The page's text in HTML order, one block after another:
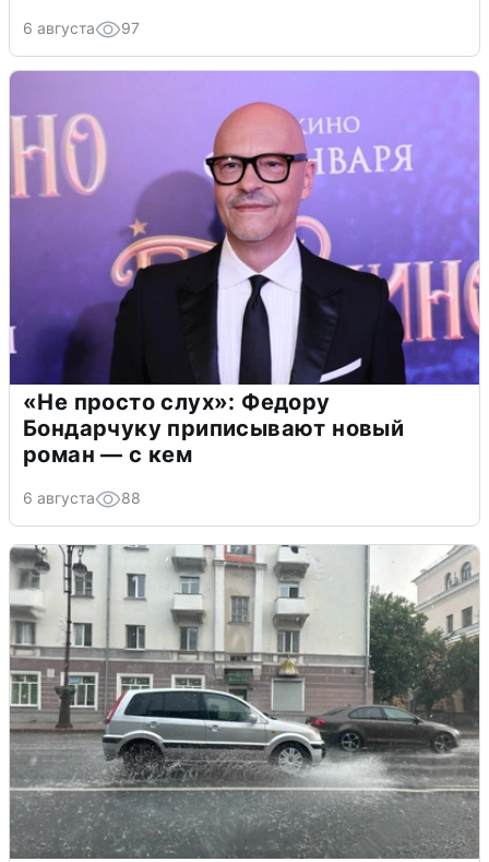
6 августа 97
«Не просто слух»: Федору
Бондарчуку приписывают новый
роман — с кем
6 августа 88